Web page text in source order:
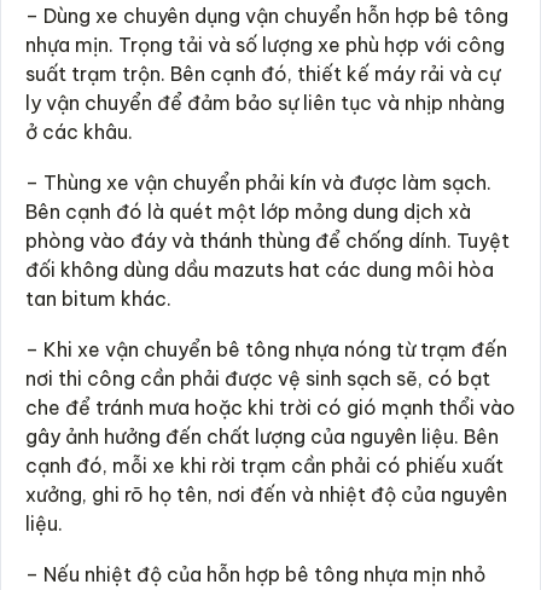
– Dùng xe chuyên dụng vận chuyển hỗn hợp bê tông
nhựa mịn. Trọng tải và số lượng xe phù hợp với công
suất trạm trộn. Bên cạnh đó, thiết kế máy rải và cự
ly vận chuyển để đảm bảo sự liên tục và nhịp nhàng
ở các khâu.
– Thùng xe vận chuyển phải kín và được làm sạch.
Bên cạnh đó là quét một lớp mỏng dung dịch xà
phòng vào đáy và thánh thùng để chống dính. Tuyệt
đối không dùng dầu mazuts hat các dung môi hòa
tan bitum khác.
– Khi xe vận chuyển bê tông nhựa nóng từ trạm đến
nơi thi công cần phải được vệ sinh sạch sẽ, có bạt
che để tránh mưa hoặc khi trời có gió mạnh thổi vào
gây ảnh hưởng đến chất lượng của nguyên liệu. Bên
cạnh đó, mỗi xe khi rời trạm cần phải có phiếu xuất
xưởng, ghi rõ họ tên, nơi đến và nhiệt độ của nguyên
liệu.
– Nếu nhiệt độ của hỗn hợp bê tông nhựa mịn nhỏ